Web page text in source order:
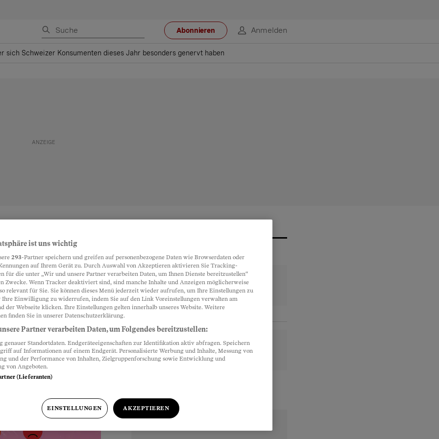
Abonnieren Anmelden
sich Schweizer Konsumenten dieses Jahr besonders genervt haben
speziell
Die grössten
– und wie man
ist uns wichtig
293-Partner speichern und greifen auf personenbezogene Daten wie Browserdaten oder
auf Ihrem Gerät zu. Durch Auswahl von Akzeptieren aktivieren Sie Tracking-
für die unter „Wir und unsere Partner verarbeiten Daten, um Ihnen Dienste bereitzustellen“
Zwecke. Wenn Tracker deaktiviert sind, sind manche Inhalte und Anzeigen möglicherweise
relevant für Sie. Sie können dieses Menü jederzeit wieder aufrufen, um Ihre Einstellungen zu
Ihre Einwilligung zu widerrufen, indem Sie auf den Link Voreinstellungen verwalten am
der Webseite klicken. Ihre Einstellungen gelten innerhalb unseres Website. Weitere
finden Sie in unserer Datenschutzerklärung.
Partner verarbeiten Daten, um Folgendes bereitzustellen:
genauer Standortdaten. Endgeräteeigenschaften zur Identifikation aktiv abfragen. Speichern
auf Informationen auf einem Endgerät. Personalisierte Werbung und Inhalte, Messung von
und der Performance von Inhalten, Zielgruppenforschung sowie Entwicklung und
von Angeboten.
(Lieferanten)
EINSTELLUNGEN AKZEPTIEREN